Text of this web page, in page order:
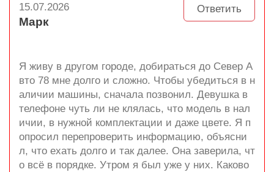
Ответить
15.07.2026
Марк
Я живу в другом городе, добираться до Север А
вто 78 мне долго и сложно. Чтобы убедиться в н
аличии машины, сначала позвонил. Девушка в
телефоне чуть ли не клялась, что модель в нал
ичии, в нужной комплектации и даже цвете. Я п
опросил перепроверить информацию, объясни
л, что ехать долго и так далее. Она заверила, чт
о всё в порядке. Утром я был уже у них. Каково